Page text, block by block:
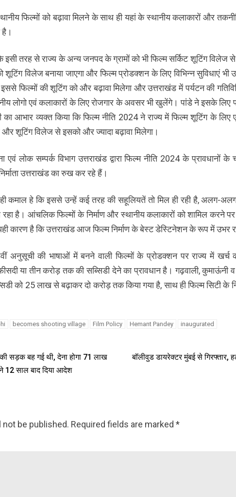
फिल्मों को बढ़ावा मिलने के साथ ही यहां के स्थानीय कलाकारों और
है।
इसी तरह से राज्य के अन्य जनपद के ग्रामों को भी फिल्म सर्किट शूटिंग विलेज
विलेज बनाया जाएगा और फिल्म प्रोडक्शन के लिए विभिन्न सुविधाएं भी
इससे फिल्मों की शूटिंग को और बढ़ावा मिलेगा और उत्तराखंड में पर्यटन की
लोगो एवं कलाकारों के लिए रोजगार के अवसर भी खुलेंगे। पांडे ने इसके लिए
का आभार व्यक्त किया कि फिल्म नीति 2024 ने राज्य में फिल्म शूटिंग के लिए
और शूटिंग विलेज से इसको और ज्यादा बढ़ावा मिलेगा।
एवं लोक सम्पर्क विभाग उत्तराखंड द्वारा फिल्म नीति 2024 के प्रावधानों के
उत्तराखंड का रुख कर रहे हैं।
ही कमाल हे कि इससे उन्हें कई तरह की सहूलियतें तो मिल ही रही है, अलग-
रहा है। आंचलिक फिल्मों के निर्माण और स्थानीय कलाकारों को शामिल करने पर
कारण है कि उत्तराखंड आज फिल्म निर्माण के बेस्ट डेस्टिनेशन के रूप में उभर
अनुसूची की भाषाओं में बनने वाली फिल्मों के प्रोडक्शन पर राज्य में खर्च
या तीन करोड़ तक की सब्सिडी देने का प्रावधान है। गढ़वाली, कुमाऊंनी व
को 25 लाख से बढ़ाकर दो करोड़ तक किया गया है, साथ ही फिल्म सिटी के
becomes shooting village Film Policy Hemant Pandey inaugurated
सड़क बह गई थी, देना होगा 71 लाख
12 साल बाद दिया आदेश
बॉलीवुड डायरेक्टर मुंबई से गिरफ्तार,
be published. Required fields are marked *